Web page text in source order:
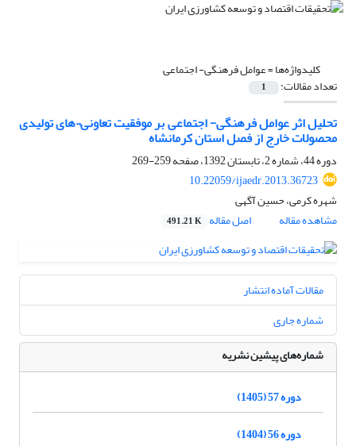
کلیدواژه‌ها =عوامل فرهنگی- اجتماعی
تعداد مقالات: 1
تحلیل اثر عوامل فرهنگی- اجتماعی بر موفقیت تعاونی¬های تولیدی
محصولات خارج از فصل استان کرمانشاه
دوره 44، شماره 2، تابستان 1392، صفحه
259-269
10.22059/ijaedr.2013.36723
شهره کرمی، حسین آگهی
مشاهده مقاله
اصل مقاله 491.21 K
مقالات آماده انتشار
شماره جاری
شماره‌های پیشین نشریه
دوره 57 (1405)
دوره 56 (1404)